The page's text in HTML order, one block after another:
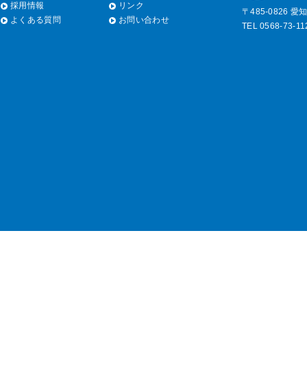
採用情報
よくある質問
リンク
お問い合わせ
〒485-0826 愛
TEL 0568-73-